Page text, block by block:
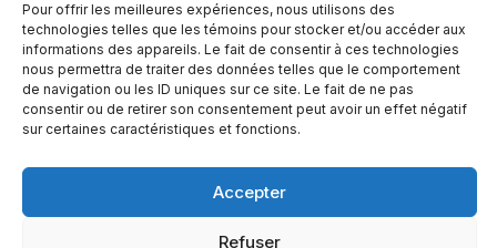
Pour offrir les meilleures expériences, nous utilisons des
technologies telles que les témoins pour stocker et/ou accéder aux
informations des appareils. Le fait de consentir à ces technologies
nous permettra de traiter des données telles que le comportement
de navigation ou les ID uniques sur ce site. Le fait de ne pas
consentir ou de retirer son consentement peut avoir un effet négatif
sur certaines caractéristiques et fonctions.
Accepter
Refuser
© Copyright 2026 – Altomédia Inc |
Ce site internet a été conçu et développé par Chameleon Ideas